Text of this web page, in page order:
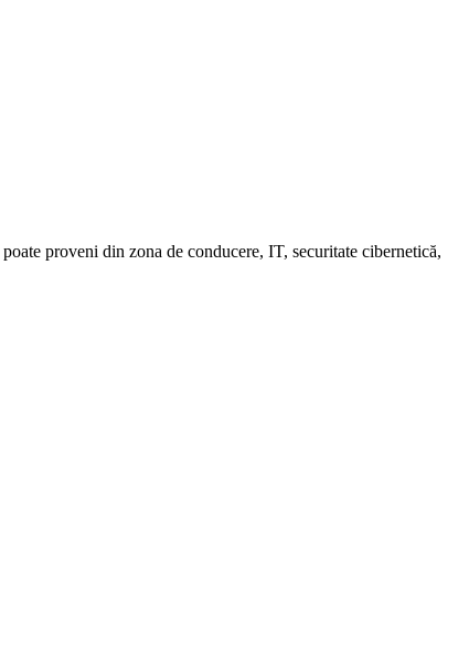
proveni din zona de conducere, IT, securitate cibernetică,